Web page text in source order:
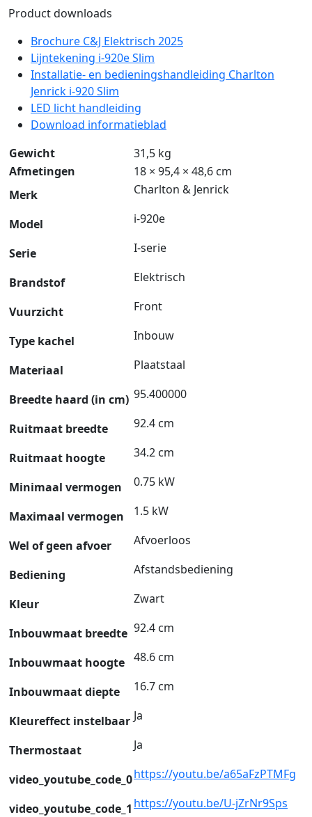
Product downloads
Brochure C&J Elektrisch 2025
Lijntekening i-920e Slim
Installatie- en bedieningshandleiding Charlton
Jenrick i-920 Slim
LED licht handleiding
Download informatieblad
Gewicht
31,5 kg
Afmetingen
18 × 95,4 × 48,6 cm
Merk
Charlton & Jenrick
Model i-920e
Serie I-serie
Brandstof Elektrisch
Vuurzicht Front
Type kachel Inbouw
Materiaal Plaatstaal
Breedte haard (in cm) 95.400000
Ruitmaat breedte 92.4 cm
Ruitmaat hoogte 34.2 cm
Minimaal vermogen 0.75 kW
Maximaal vermogen 1.5 kW
Wel of geen afvoer Afvoerloos
Bediening Afstandsbediening
Kleur Zwart
Inbouwmaat breedte 92.4 cm
Inbouwmaat hoogte 48.6 cm
Inbouwmaat diepte 16.7 cm
Kleureffect instelbaar Ja
Thermostaat Ja
video_youtube_code_0https://youtu.be/a65aFzPTMFg
video_youtube_code_1 https://youtu.be/U-jZrNr9Sps